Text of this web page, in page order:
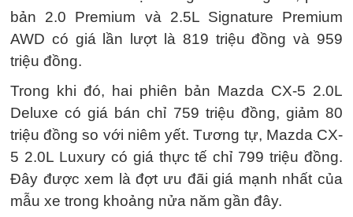
bản 2.0 Premium và 2.5L Signature Premium
AWD có giá lần lượt là 819 triệu đồng và 959
triệu đồng.
Trong khi đó, hai phiên bản Mazda CX-5 2.0L
Deluxe có giá bán chỉ 759 triệu đồng, giảm 80
triệu đồng so với niêm yết. Tương tự, Mazda CX-
5 2.0L Luxury có giá thực tế chỉ 799 triệu đồng.
Đây được xem là đợt ưu đãi giá mạnh nhất của
mẫu xe trong khoảng nửa năm gần đây.